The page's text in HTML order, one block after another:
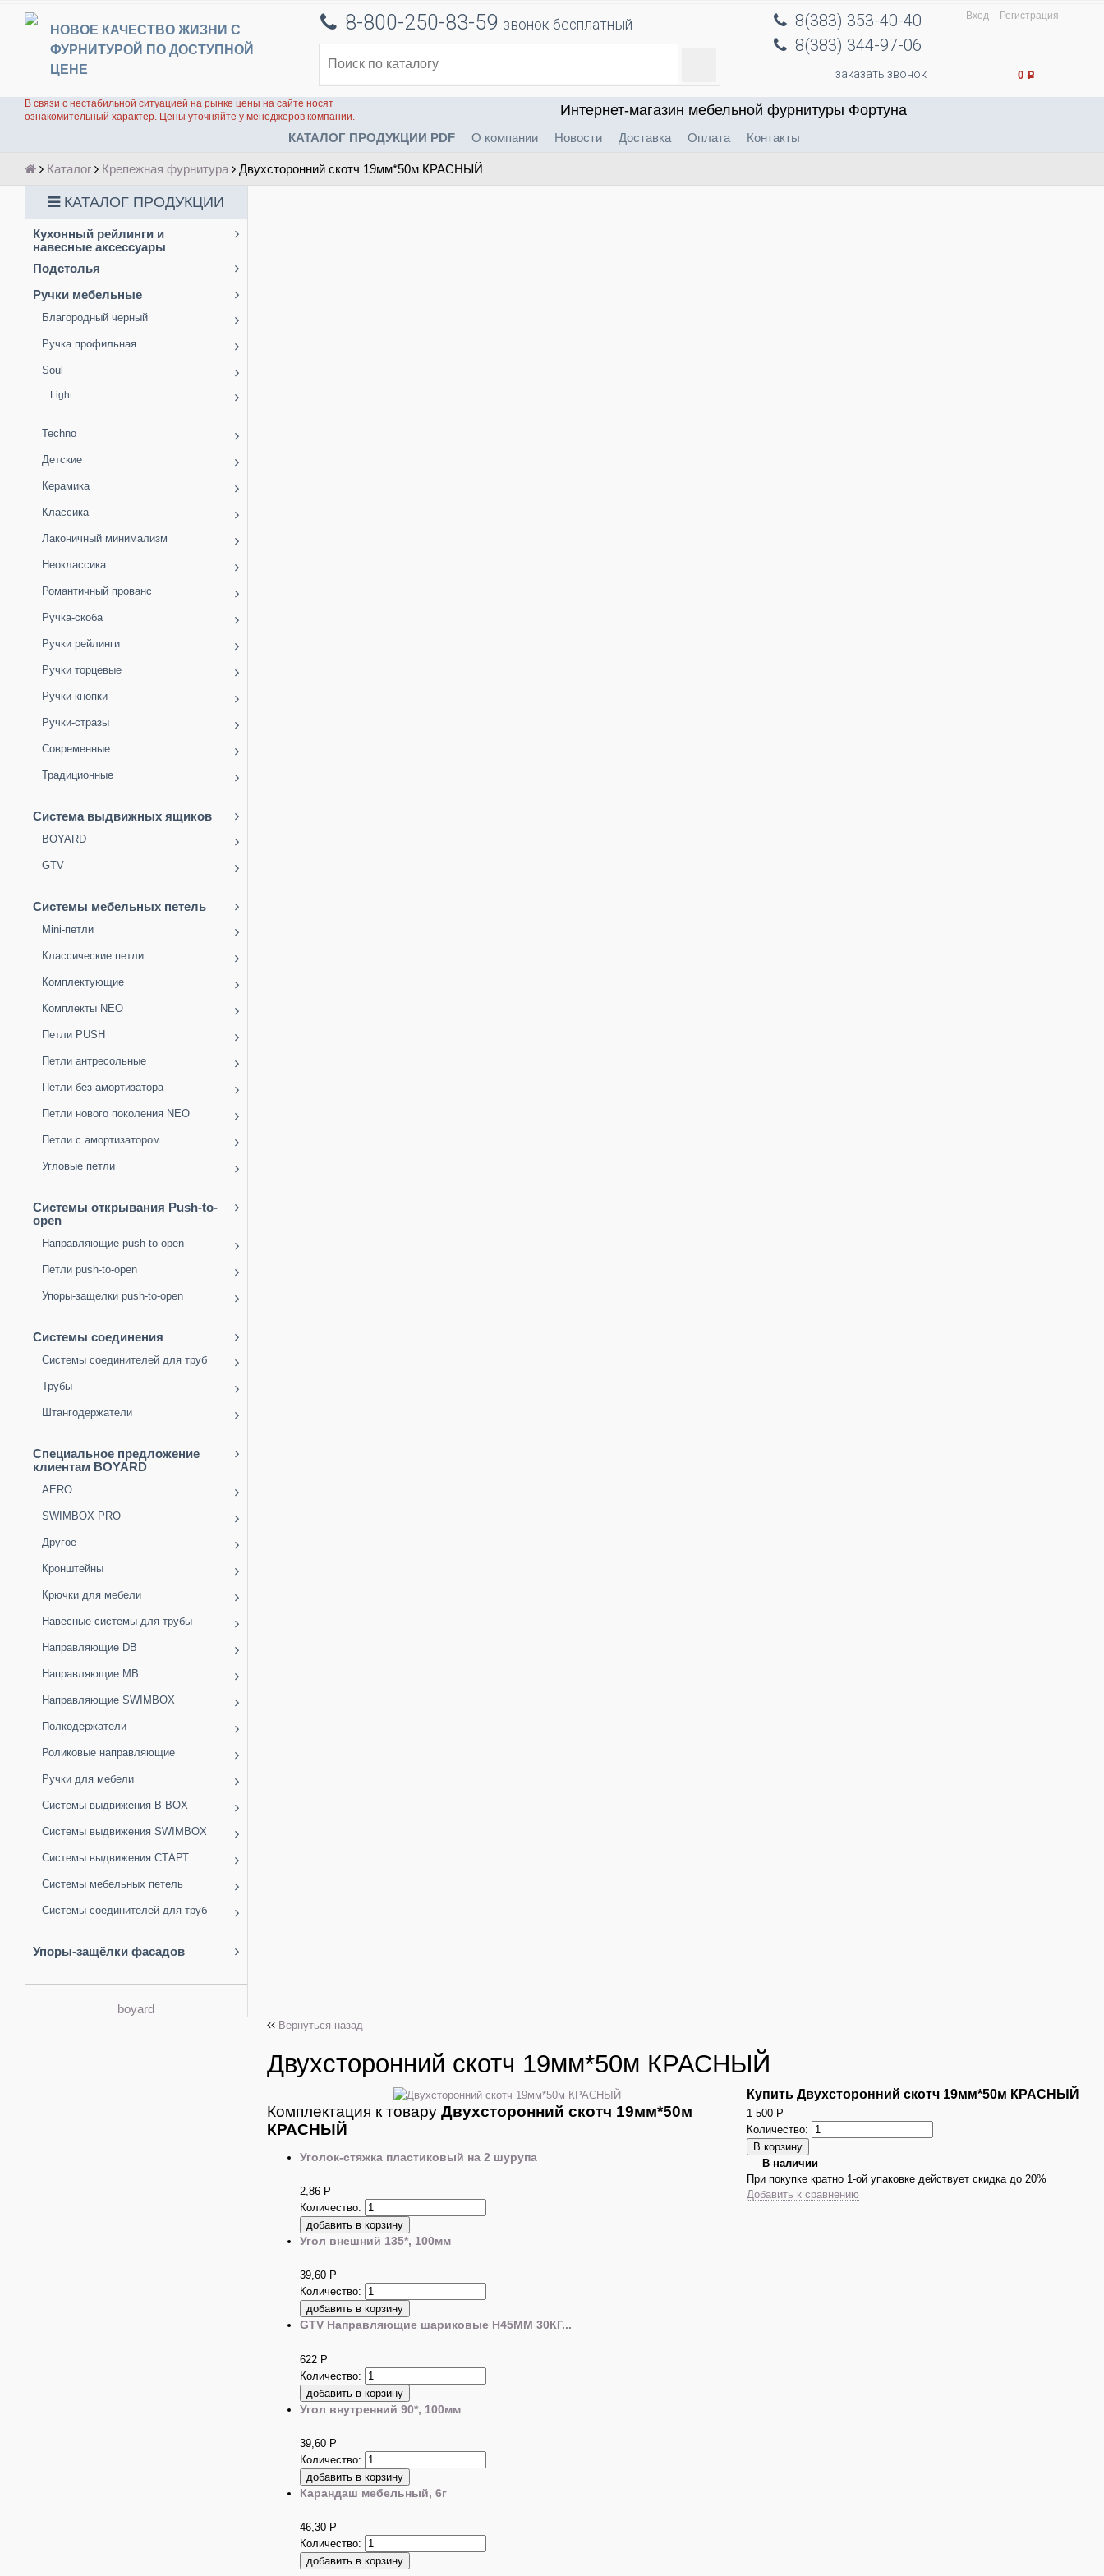
Вход Регистрация
НОВОЕ КАЧЕСТВО ЖИЗНИ С
ФУРНИТУРОЙ ПО ДОСТУПНОЙ
ЦЕНЕ
8-800-250-83-59 звонок бесплатный
8(383) 353-40-40
8(383) 344-97-06
заказать звонок 0 Р
В связи с нестабильной ситуацией на рынке цены на сайте носят
ознакомительный характер. Цены уточняйте у менеджеров компании.
Интернет-магазин мебельной фурнитуры Фортуна
КАТАЛОГ ПРОДУКЦИИ PDF О компании Новости Доставка Оплата Контакты
Каталог Крепежная фурнитура Двухсторонний скотч 19мм*50м КРАСНЫЙ
КАТАЛОГ ПРОДУКЦИИ
Кухонный рейлинги и
навесные аксессуары
Подстолья
Ручки мебельные
Благородный черный
Ручка профильная
Soul
Light
Techno
Детские
Керамика
Классика
Лаконичный минимализм
Неоклассика
Романтичный прованс
Ручка-скоба
Ручки рейлинги
Ручки торцевые
Ручки-кнопки
Ручки-стразы
Современные
Традиционные
Система выдвижных ящиков
BOYARD
GTV
Системы мебельных петель
Mini-петли
Классические петли
Комплектующие
Комплекты NEO
Петли PUSH
Петли антресольные
Петли без амортизатора
Петли нового поколения NEO
Петли с амортизатором
Угловые петли
Системы открывания Push-to-
open
Направляющие push-to-open
Петли push-to-open
Упоры-защелки push-to-open
Системы соединения
Системы соединителей для труб
Трубы
Штангодержатели
Специальное предложение
клиентам BOYARD
AERO
SWIMBOX PRO
Другое
Кронштейны
Крючки для мебели
Навесные системы для трубы
Направляющие DB
Направляющие MB
Направляющие SWIMBOX
Полкодержатели
Роликовые направляющие
Ручки для мебели
Системы выдвижения B-BOX
Системы выдвижения SWIMBOX
Системы выдвижения СТАРТ
Системы мебельных петель
Системы соединителей для труб
Упоры-защёлки фасадов
boyard
Вернуться назад
Двухсторонний скотч 19мм*50м КРАСНЫЙ
Купить Двухсторонний скотч 19мм*50м КРАСНЫЙ
1 500 Р
Количество:
В наличии
При покупке кратно 1-ой упаковке действует скидка до 20%
Добавить к сравнению
Комплектация к товару Двухсторонний скотч 19мм*50м
КРАСНЫЙ
Уголок-стяжка пластиковый на 2 шурупа
2,86 Р
Количество:
Угол внешний 135*, 100мм
39,60 Р
Количество:
GTV Направляющие шариковые H45MM 30КГ...
622 Р
Количество:
Угол внутренний 90*, 100мм
39,60 Р
Количество:
Карандаш мебельный, 6г
46,30 Р
Количество: